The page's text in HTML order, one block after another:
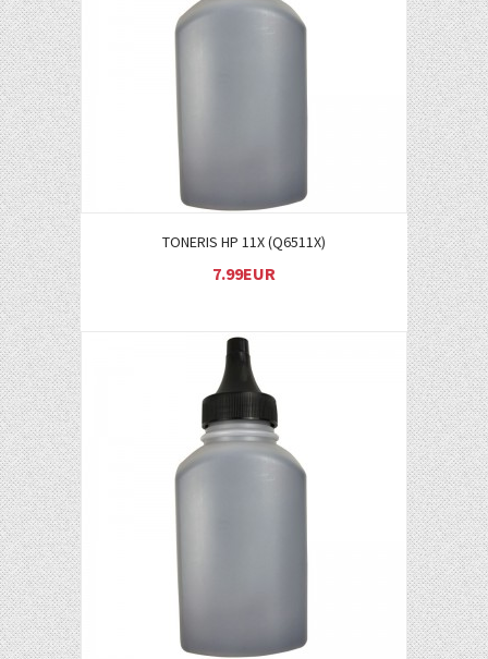
TONERIS HP 11X (Q6511X)
7.99EUR